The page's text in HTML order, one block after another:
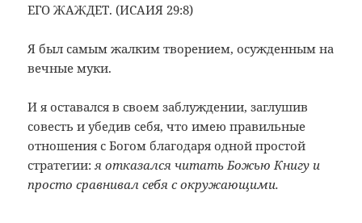
ЕГО ЖАЖДЕТ. (ИСАИЯ 29:8)
Я был самым жалким творением, осужденным на
вечные муки.
И я оставался в своем заблуждении, заглушив
совесть и убедив себя, что имею правильные
отношения с Богом благодаря одной простой
стратегии:я отказался читать Божью Книгу и
просто сравнивал себя с окружающими.